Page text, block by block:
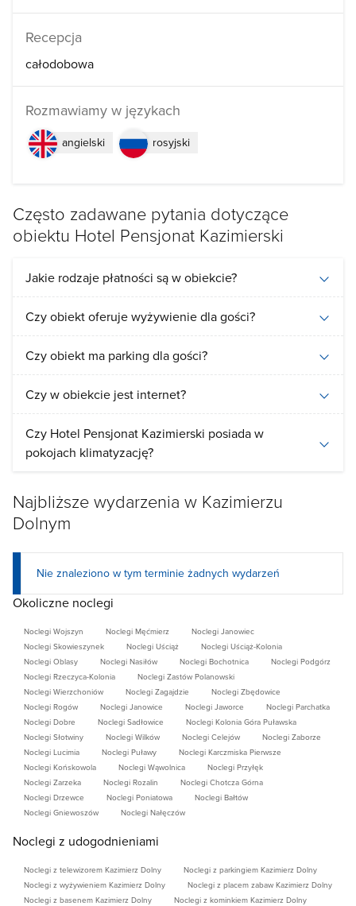
Recepcja
całodobowa
Rozmawiamy w językach
angielski rosyjski
Często zadawane pytania dotyczące
obiektu Hotel Pensjonat Kazimierski
Jakie rodzaje płatności są w obiekcie?
Czy obiekt oferuje wyżywienie dla gości?
Czy obiekt ma parking dla gości?
Czy w obiekcie jest internet?
Czy Hotel Pensjonat Kazimierski posiada w
pokojach klimatyzację?
Najbliższe wydarzenia w Kazimierzu
Dolnym
Nie znaleziono w tym terminie żadnych wydarzeń
Okoliczne noclegi
Noclegi Wojszyn Noclegi Męćmierz
Noclegi Janowiec
Noclegi Skowieszynek
Noclegi Uściąż
Noclegi Uściąż-Kolonia
Noclegi Oblasy
Noclegi Nasiłów Noclegi Bochotnica
Noclegi Podgórz
Noclegi Rzeczyca-Kolonia
Noclegi Zastów Polanowski
Noclegi Wierzchoniów
Noclegi Zagajdzie
Noclegi Zbędowice
Noclegi Rogów
Noclegi Janowice Noclegi Jaworce
Noclegi Parchatka
Noclegi Dobre
Noclegi Sadłowice
Noclegi Kolonia Góra Puławska
Noclegi Słotwiny
Noclegi Wilków Noclegi Celejów
Noclegi Zaborze
Noclegi Lucimia
Noclegi Puławy
Noclegi Karczmiska Pierwsze
Noclegi Końskowola
Noclegi Wąwolnica
Noclegi Przyłęk
Noclegi Zarzeka
Noclegi Rozalin
Noclegi Chotcza Górna
Noclegi Drzewce
Noclegi Poniatowa
Noclegi Bałtów
Noclegi Gniewoszów
Noclegi Nałęczów
Noclegi z udogodnieniami
Noclegi z telewizorem Kazimierz Dolny
Noclegi z parkingiem Kazimierz Dolny
Noclegi z wyżywieniem Kazimierz Dolny
Noclegi z placem zabaw Kazimierz Dolny
Noclegi z basenem Kazimierz Dolny
Noclegi z kominkiem Kazimierz Dolny